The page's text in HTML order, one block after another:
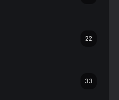
22
33